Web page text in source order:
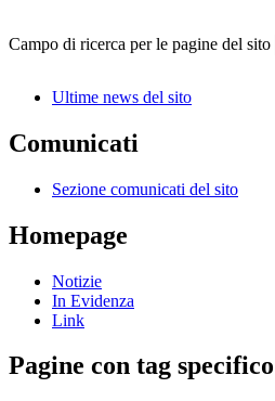
Campo di ricerca per le pagine del sito
Ultime news del sito
Comunicati
Sezione comunicati del sito
Homepage
Notizie
In Evidenza
Link
Pagine con tag specifico